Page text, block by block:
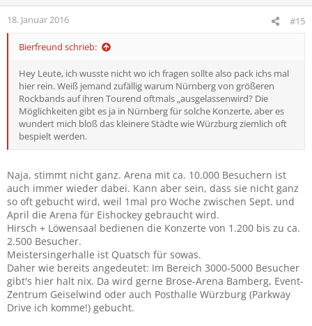
18. Januar 2016 #15
Bierfreund schrieb:
Hey Leute, ich wusste nicht wo ich fragen sollte also pack ichs mal
hier rein. Weiß jemand zufällig warum Nürnberg von größeren
Rockbands auf ihren Tourend oftmals „ausgelassenwird? Die
Möglichkeiten gibt es ja in Nürnberg für solche Konzerte, aber es
wundert mich bloß das kleinere Städte wie Würzburg ziemlich oft
bespielt werden.
Naja, stimmt nicht ganz. Arena mit ca. 10.000 Besuchern ist
auch immer wieder dabei. Kann aber sein, dass sie nicht ganz
so oft gebucht wird, weil 1mal pro Woche zwischen Sept. und
April die Arena für Eishockey gebraucht wird.
Hirsch + Löwensaal bedienen die Konzerte von 1.200 bis zu ca.
2.500 Besucher.
Meistersingerhalle ist Quatsch für sowas.
Daher wie bereits angedeutet: Im Bereich 3000-5000 Besucher
gibt's hier halt nix. Da wird gerne Brose-Arena Bamberg, Event-
Zentrum Geiselwind oder auch Posthalle Würzburg (Parkway
Drive ich komme!) gebucht.